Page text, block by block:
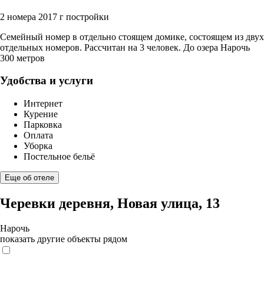
2 номера 2017 г постройки
Семейный номер в отдельно стоящем домике, состоящем из двух
отдельных номеров. Рассчитан на 3 человек. До озера Нарочь
300 метров
Удобства и услуги
Интернет
Курение
Парковка
Оплата
Уборка
Постельное бельё
Еще об отеле
Черевки деревня, Новая улица, 13
Нарочь
показать другие объекты рядом